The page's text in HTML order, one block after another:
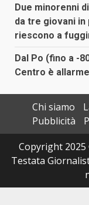
Due minorenni
da tre giovani in
riescono a
Dal Po (fino a -
Centro è
Chi siamo
Pubblicità
Copyright 2025
Testata